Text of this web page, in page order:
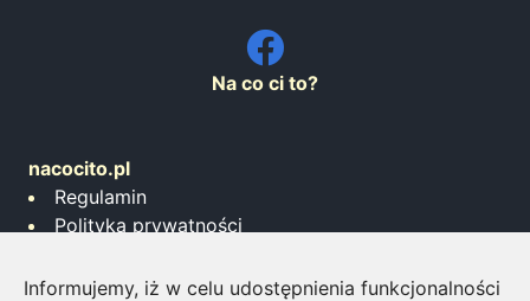
Informujemy, iż w celu udostępnienia funkcjonalności
Na co ci to?
nacocito.pl
Regulamin
Polityka prywatności
Współpraca